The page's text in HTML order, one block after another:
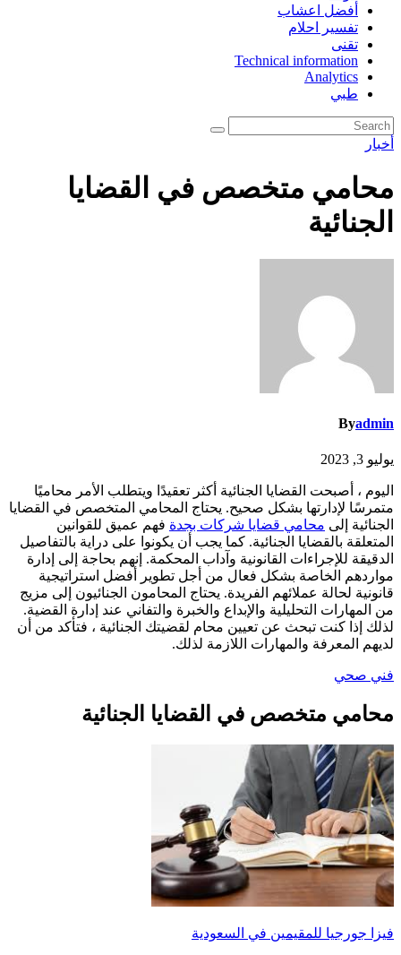
أفضل اعشاب
تفسير احلام
تقنى
Technical information
Analytics
طبي
أخبار
محامي متخصص في القضايا
الجنائية
Byadmin
يوليو 3, 2023
اليوم ، أصبحت القضايا الجنائية أكثر تعقيدًا ويتطلب الأمر محاميًا
متمرسًا لإدارتها بشكل صحيح. يحتاج المحامي المتخصص في القضايا
الجنائية إلى محامي قضايا شركات بجدة فهم عميق للقوانين
المتعلقة بالقضايا الجنائية. كما يجب أن يكونوا على دراية بالتفاصيل
الدقيقة للإجراءات القانونية وآداب المحكمة. إنهم بحاجة إلى إدارة
مواردهم الخاصة بشكل فعال من أجل تطوير أفضل استراتيجية
قانونية لحالة عملائهم الفريدة. يحتاج المحامون الجنائيون إلى مزيج
من المهارات التحليلية والإبداع والخبرة والتفاني عند إدارة القضية.
لذلك إذا كنت تبحث عن تعيين محام لقضيتك الجنائية ، فتأكد من أن
لديهم المعرفة والمهارات اللازمة لذلك.
فني صحي
محامي متخصص في القضايا الجنائية
فيزا جورجيا للمقيمين في السعودية